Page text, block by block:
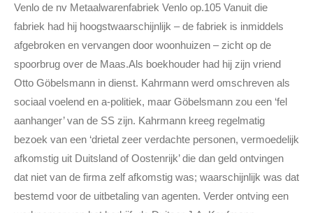
Venlo de nv Metaalwarenfabriek Venlo op.105 Vanuit die
fabriek had hij hoogstwaarschijnlijk – de fabriek is inmiddels
afgebroken en vervangen door woonhuizen – zicht op de
spoorbrug over de Maas.Als boekhouder had hij zijn vriend
Otto Göbelsmann in dienst. Kahrmann werd omschreven als
sociaal voelend en a-politiek, maar Göbelsmann zou een ‘fel
aanhanger’ van de SS zijn. Kahrmann kreeg regelmatig
bezoek van een ‘drietal zeer verdachte personen, vermoedelijk
afkomstig uit Duitsland of Oostenrijk’ die dan geld ontvingen
dat niet van de firma zelf afkomstig was; waarschijnlijk was dat
bestemd voor de uitbetaling van agenten. Verder ontving een